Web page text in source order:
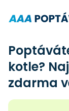
kotle?
zdarma